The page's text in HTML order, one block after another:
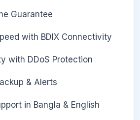
Guarantee
with BDIX Connectivity
with DDoS Protection
& Alerts
in Bangla & English